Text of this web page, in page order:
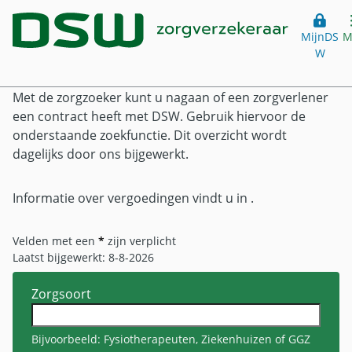
Website header
Ga direct naar hoofdinhoud
MijnDS
W
Hoofdmenu
Voor consumenten
Home
Verzekeringen
Basisverzekering
Eigen risico
Eigen bijdrage
Studentenverzekering
18 jaar en dan...
Alternatieve geneeswijzen
Brillen en contactlenzen
Fysiotherapie
Orthodontie
Over ons
Over DSW
Een duurzame toekomst
De organisatie
Klantenservice
Klantenservice
Zorgzoeker
De keuzevrijheid van de verzekerde is de basis van ons
Met de zorgzoeker kunt u nagaan of een zorgverlener
een contract heeft met DSW. Gebruik hiervoor de
onderstaande zoekfunctie. Dit overzicht wordt
dagelijks door ons bijgewerkt.
Informatie over vergoedingen vindt u in .
Velden met een * zijn verplicht
Laatst bijgewerkt: 8-8-2026
Zorgsoort
Bijvoorbeeld: Fysiotherapeuten, Ziekenhuizen of GGZ